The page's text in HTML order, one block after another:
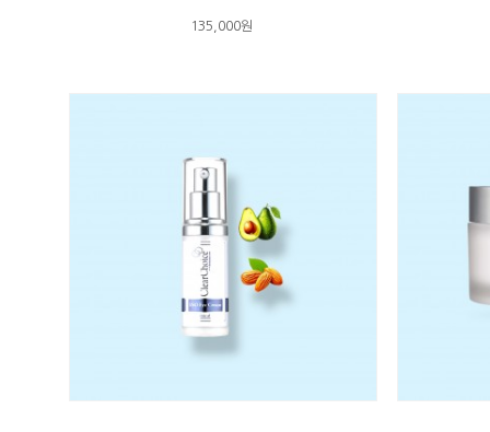
135,000원